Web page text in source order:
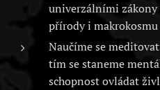
univerzálními zákony
přírody i makrokosmu
Naučíme se
tím se staneme
schopnost ovládat